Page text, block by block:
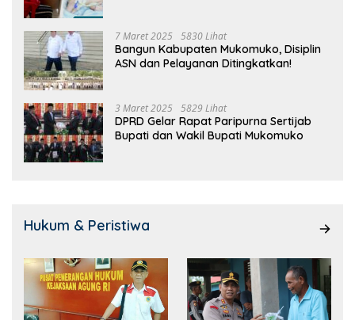
7 Maret 2025 5830 Lihat
Bangun Kabupaten Mukomuko, Disiplin
ASN dan Pelayanan Ditingkatkan!
3 Maret 2025 5829 Lihat
DPRD Gelar Rapat Paripurna Sertijab
Bupati dan Wakil Bupati Mukomuko
Hukum & Peristiwa